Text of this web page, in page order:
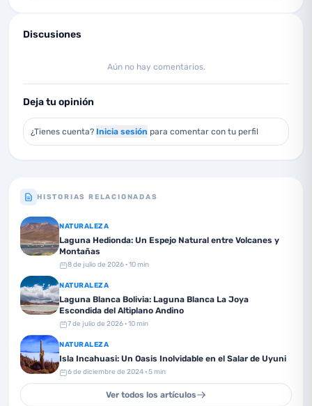
Discusiones
Aún no hay comentarios.
Deja tu opinión
¿Tienes cuenta? Inicia sesión para comentar con tu perfil
HISTORIAS RELACIONADAS
NATURALEZA
Laguna Hedionda: Un Espejo Natural entre Volcanes y
Montañas
8 de julio de 2026· 10 min
NATURALEZA
Laguna Blanca Bolivia: Laguna Blanca La Joya
Escondida del Altiplano Andino
7 de julio de 2026· 10 min
NATURALEZA
Isla Incahuasi: Un Oasis Inolvidable en el Salar de Uyuni
6 de diciembre de 2024· 5 min
Ver todos los artículos